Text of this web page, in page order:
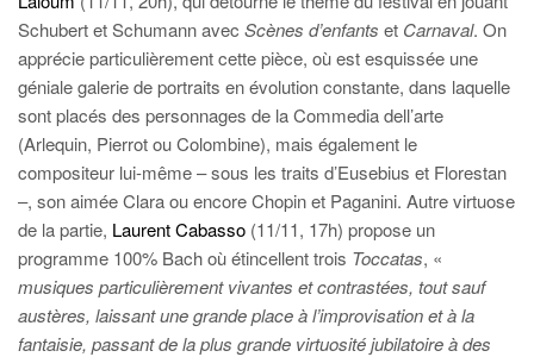
Schubert et Schumann avec Scènes d’enfants et Carnaval. On
apprécie particulièrement cette pièce, où est esquissée une
géniale galerie de portraits en évolution constante, dans laquelle
sont placés des personnages de la Commedia dell’arte
(Arlequin, Pierrot ou Colombine), mais également le
compositeur lui-même – sous les traits d’Eusebius et Florestan
–, son aimée Clara ou encore Chopin et Paganini. Autre virtuose
de la partie, Laurent Cabasso (11/11, 17h) propose un
programme 100% Bach où étincellent trois Toccatas, «
musiques particulièrement vivantes et contrastées, tout sauf
austères, laissant une grande place à l’improvisation et à la
fantaisie, passant de la plus grande virtuosité jubilatoire à des